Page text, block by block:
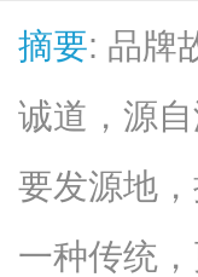
摘要: 品牌
诚道，源
要发源地
一种传统